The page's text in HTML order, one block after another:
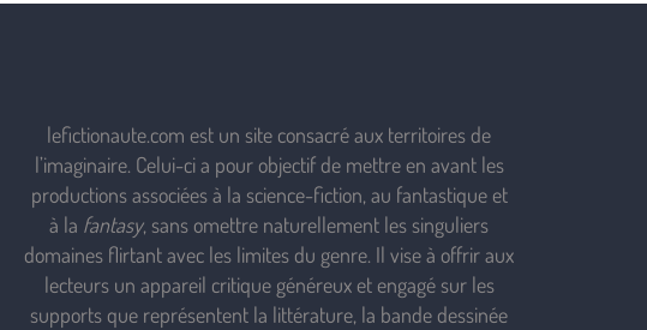
lefictionaute.com est un site consacré aux territoires de
l’imaginaire. Celui-ci a pour objectif de mettre en avant les
productions associées à la science-fiction, au fantastique et
à la fantasy, sans omettre naturellement les singuliers
domaines flirtant avec les limites du genre. Il vise à offrir aux
lecteurs un appareil critique généreux et engagé sur les
supports que représentent la littérature, la bande dessinée